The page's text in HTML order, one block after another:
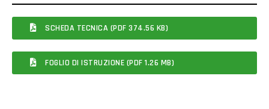
SCHEDA TECNICA (PDF 374.56 KB)
FOGLIO DI ISTRUZIONE (PDF 1.26 MB)